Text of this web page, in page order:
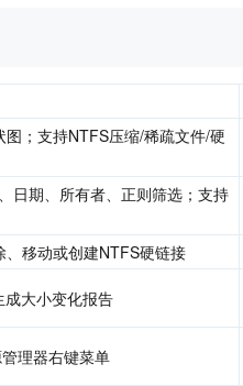
；支持NTFS压缩/稀疏文件/硬
日期、所有者、正则筛选；支持
移动或创建NTFS硬链接
大小变化报告
理器右键菜单